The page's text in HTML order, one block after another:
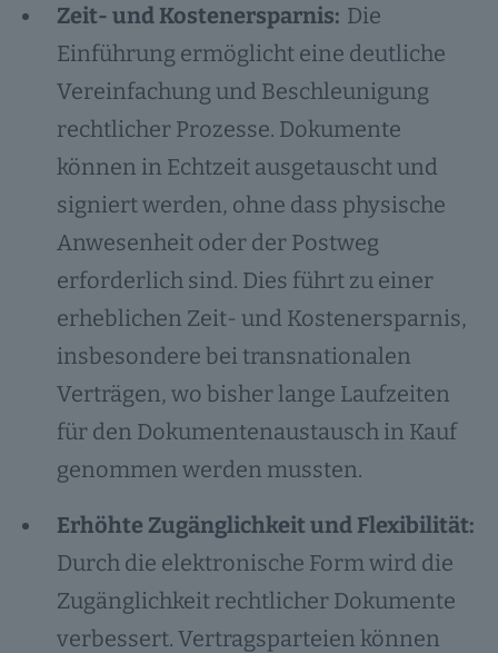
Zeit- und Kostenersparnis: Die
Einführung ermöglicht eine deutliche
Vereinfachung und Beschleunigung
rechtlicher Prozesse. Dokumente
können in Echtzeit ausgetauscht und
signiert werden, ohne dass physische
Anwesenheit oder der Postweg
erforderlich sind. Dies führt zu einer
erheblichen Zeit- und Kostenersparnis,
insbesondere bei transnationalen
Verträgen, wo bisher lange Laufzeiten
für den Dokumentenaustausch in Kauf
genommen werden mussten.
Erhöhte Zugänglichkeit und Flexibilität:
Durch die elektronische Form wird die
Zugänglichkeit rechtlicher Dokumente
verbessert. Vertragsparteien können